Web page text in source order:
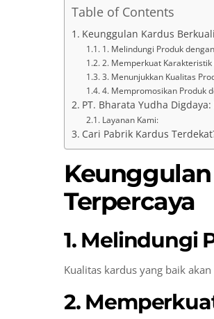
Table of Contents
Keunggulan Kardus
1. Melindungi Produk
2. Memperkuat Karakteristik
3. Menunjukkan Kualitas
4. Mempromosikan Produk
PT. Bharata Yudha
Layanan Kami:
Cari Pabrik Kardus
Terpercaya
1. Melindungi
Kualitas kardus yang baik
2.